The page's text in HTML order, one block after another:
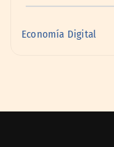
Economía Digital